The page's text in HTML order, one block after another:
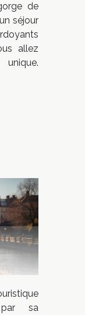
de
séjour
allez
sa